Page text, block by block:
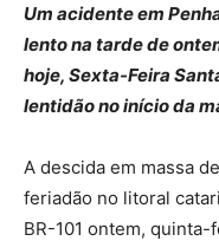
Um acidente em
lento na tarde de
hoje, Sexta-Feira
lentidão no início da
A descida em massa
feriadão no litoral
BR-101 ontem, quinta-